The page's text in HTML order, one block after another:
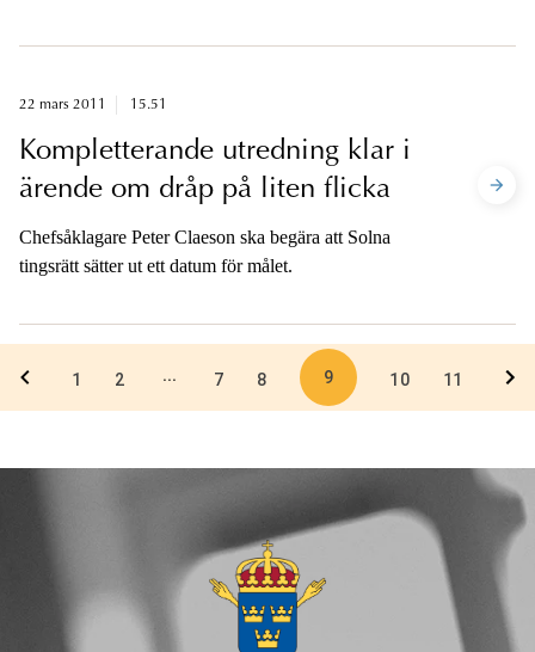
anknytning till Somalia.
22 mars 2011 15.51
Kompletterande utredning klar i
ärende om dråp på liten flicka
Chefsåklagare Peter Claeson ska begära att Solna
tingsrätt sätter ut ett datum för målet.
1 2 ... 7 8 9 10 11